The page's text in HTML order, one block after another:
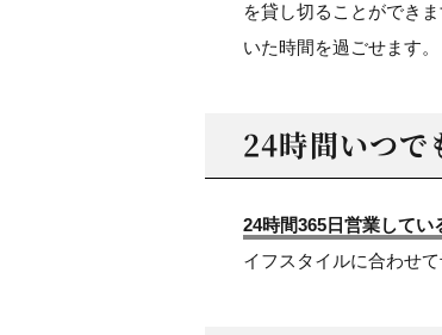
を貸し切ることができ
いた時間を過ごせます。
24時間いつで
24時間365日営業して
イフスタイルに合わせ